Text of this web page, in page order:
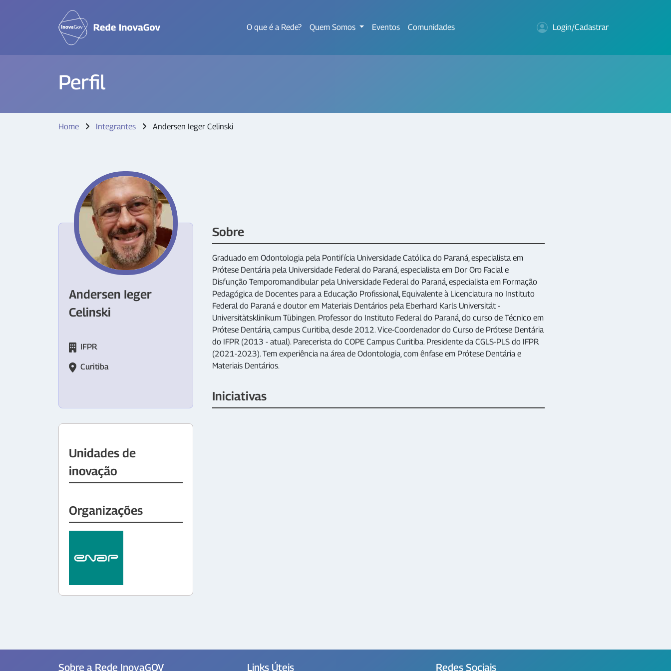
O que é a Rede? Quem Somos Eventos Comunidades Login/Cadastrar
Perfil
Home Integrantes Andersen Ieger Celinski
Andersen Ieger
Celinski
IFPR
Curitiba
Unidades de
inovação
Organizações
Sobre
Graduado em Odontologia pela Pontifícia Universidade Católica do Paraná, especialista em
Prótese Dentária pela Universidade Federal do Paraná, especialista em Dor Oro Facial e
Disfunção Temporomandibular pela Universidade Federal do Paraná, especialista em Formação
Pedagógica de Docentes para a Educação Profissional, Equivalente à Licenciatura no Instituto
Federal do Paraná e doutor em Materiais Dentários pela Eberhard Karls Universität -
Universitätsklinikum Tübingen. Professor do Instituto Federal do Paraná, do curso de Técnico em
Prótese Dentária, campus Curitiba, desde 2012. Vice-Coordenador do Curso de Prótese Dentária
do IFPR (2013 - atual). Parecerista do COPE Campus Curitiba. Presidente da CGLS-PLS do IFPR
(2021-2023). Tem experiência na área de Odontologia, com ênfase em Prótese Dentária e
Materiais Dentários.
Iniciativas
Sobre a Rede InovaGOV Links Úteis Redes Sociais